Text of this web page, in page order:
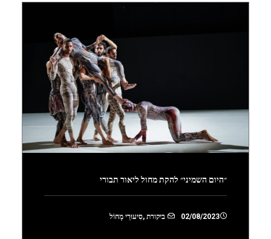
״היום השמיני״ להקת מחול ליאור תבורי
02/08/2023 ביקורת ,סִיעוּרֵי מָחוֹל